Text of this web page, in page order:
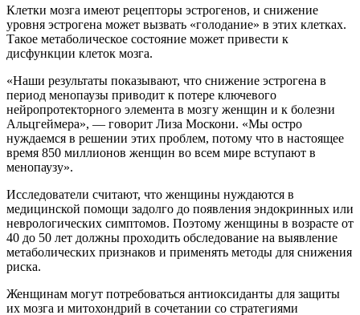
Клетки мозга имеют рецепторы эстрогенов, и снижение
уровня эстрогена может вызвать «голодание» в этих клетках.
Такое метаболическое состояние может привести к
дисфункции клеток мозга.
«Наши результаты показывают, что снижение эстрогена в
период менопаузы приводит к потере ключевого
нейропротекторного элемента в мозгу женщин и к болезни
Альцгеймера», — говорит Лиза Москони. «Мы остро
нуждаемся в решении этих проблем, потому что в настоящее
время 850 миллионов женщин во всем мире вступают в
менопаузу».
Исследователи считают, что женщины нуждаются в
медицинской помощи задолго до появления эндокринных или
неврологических симптомов. Поэтому женщины в возрасте от
40 до 50 лет должны проходить обследование на выявление
метаболических признаков и применять методы для снижения
риска.
Женщинам могут потребоваться антиоксиданты для защиты
их мозга и митохондрий в сочетании со стратегиями